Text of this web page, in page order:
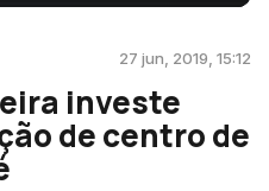
27 jun, 2019, 15:12
investe
de centro de